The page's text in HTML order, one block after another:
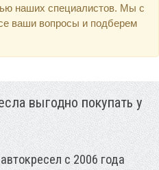
наших специалистов. Мы с
ваши вопросы и подберем
выгодно покупать у
с 2006 года